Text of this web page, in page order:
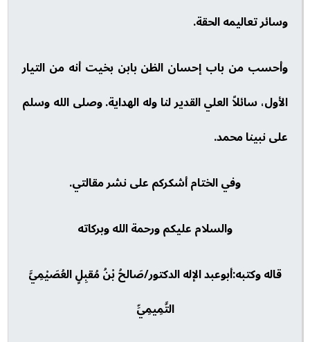
وسائر تعاليمه الحقة.
وأحسب من باب إحسان الظن بابن بخيت أنه من التيار
الأول، سائلاً العلي القدير لنا وله الهداية. وصلى الله وسلم
على نبينا محمد.
وفي الختام أشكركم على نشر مقالتي.
والسلام عليكم ورحمة الله وبركاته
قاله وكتبه:أبوعبد الإله الدكتور/صَالحُ بْنُ مُقبِلٍ العُصَيْمِيَّ
التَّمِيمِيِّ